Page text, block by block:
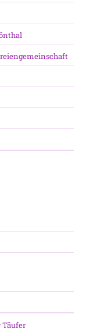
Täufer